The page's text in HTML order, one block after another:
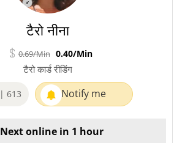
टैरो नीना
0.69/Min 0.40/Min
टैरो कार्ड रीडिंग
| 613 Notify me
Next online in 1 hour